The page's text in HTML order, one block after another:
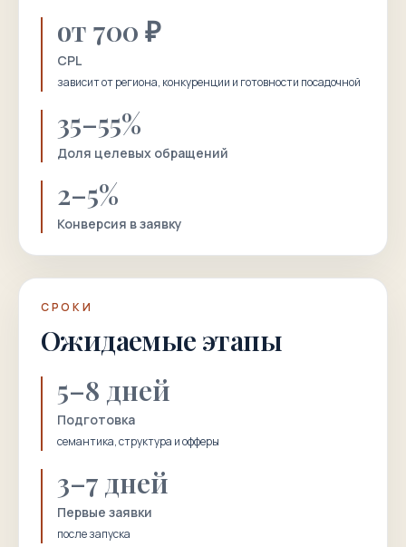
от 700 ₽
CPL
зависит от региона, конкуренции и готовности посадочной
35–55%
Доля целевых обращений
2–5%
Конверсия в заявку
СРОКИ
Ожидаемые этапы
5–8 дней
Подготовка
семантика, структура и офферы
3–7 дней
Первые заявки
после запуска